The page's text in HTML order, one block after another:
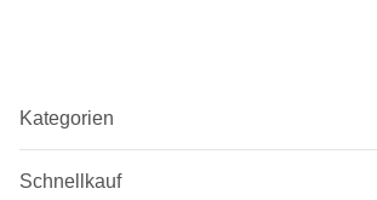
Kategorien
Schnellkauf